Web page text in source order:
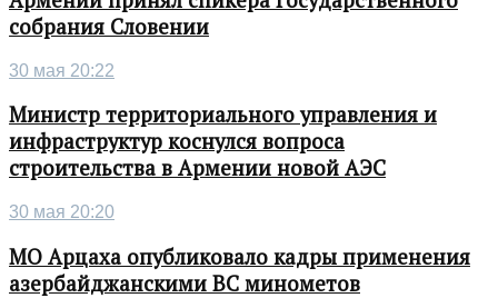
собрания Словении
30 мая 20:22
Министр территориального управления и
инфраструктур коснулся вопроса
строительства в Армении новой АЭС
30 мая 20:20
МО Арцаха опубликовало кадры применения
азербайджанскими ВС минометов